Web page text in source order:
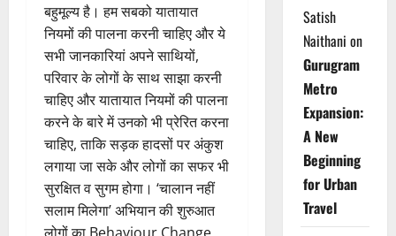
बहुमूल्य है। हम सबको यातायात
नियमों की पालना करनी चाहिए और ये
सभी जानकारियां अपने साथियों,
परिवार के लोगों के साथ साझा करनी
चाहिए और यातायात नियमों की पालना
करने के बारे में उनको भी प्रेरित करना
चाहिए, ताकि सड़क हादसों पर अंकुश
लगाया जा सके और लोगों का सफर भी
सुरक्षित व सुगम होगा। ‘चालान नहीं
सलाम मिलेगा’ अभियान की शुरुआत
लोगों का Behaviour Change
Satish
Naithani on
Gurugram
Metro
Expansion:
A New
Beginning
for Urban
Travel